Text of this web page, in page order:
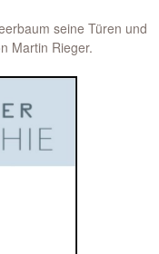
seine Türen und
Martin Rieger.